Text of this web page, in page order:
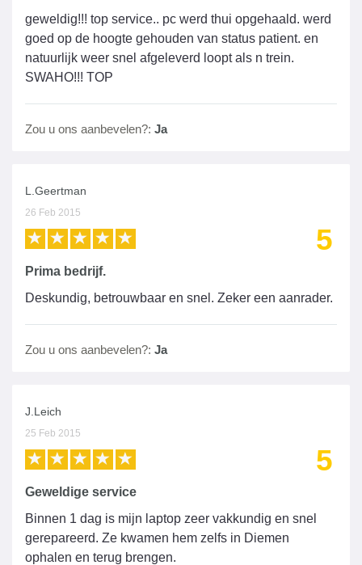
geweldig!!! top service.. pc werd thui opgehaald. werd
goed op de hoogte gehouden van status patient. en
natuurlijk weer snel afgeleverd loopt als n trein.
SWAHO!!! TOP
Zou u ons aanbevelen?: Ja
L.Geertman
26 Feb 2015
5
Prima bedrijf.
Deskundig, betrouwbaar en snel. Zeker een aanrader.
Zou u ons aanbevelen?: Ja
J.Leich
25 Feb 2015
5
Geweldige service
Binnen 1 dag is mijn laptop zeer vakkundig en snel
gerepareerd. Ze kwamen hem zelfs in Diemen
ophalen en terug brengen.